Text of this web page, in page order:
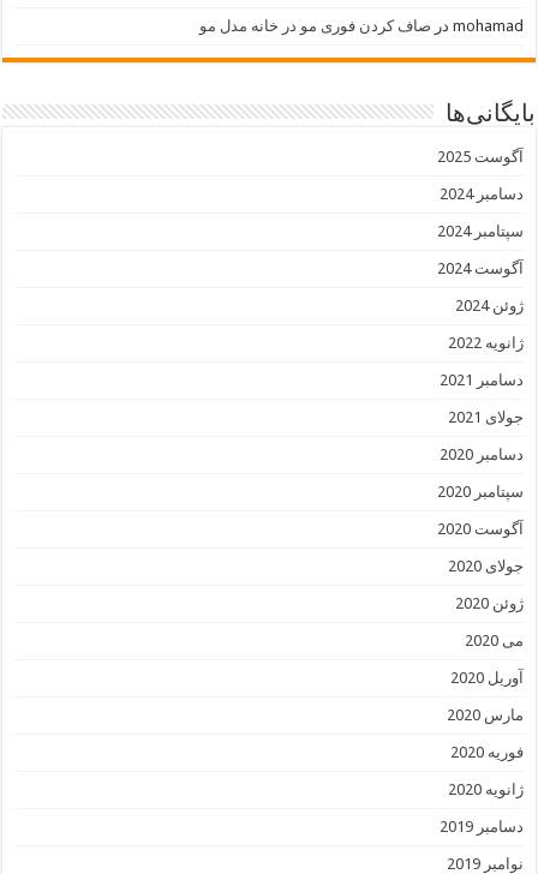
mohamad در صاف کردن فوری مو در خانه مدل مو
بایگانی‌ها
آگوست 2025
دسامبر 2024
سپتامبر 2024
آگوست 2024
ژوئن 2024
ژانویه 2022
دسامبر 2021
جولای 2021
دسامبر 2020
سپتامبر 2020
آگوست 2020
جولای 2020
ژوئن 2020
می 2020
آوریل 2020
مارس 2020
فوریه 2020
ژانویه 2020
دسامبر 2019
نوامبر 2019